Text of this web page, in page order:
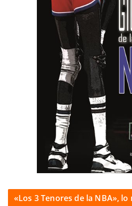
«Los 3 Tenores de la NBA»,